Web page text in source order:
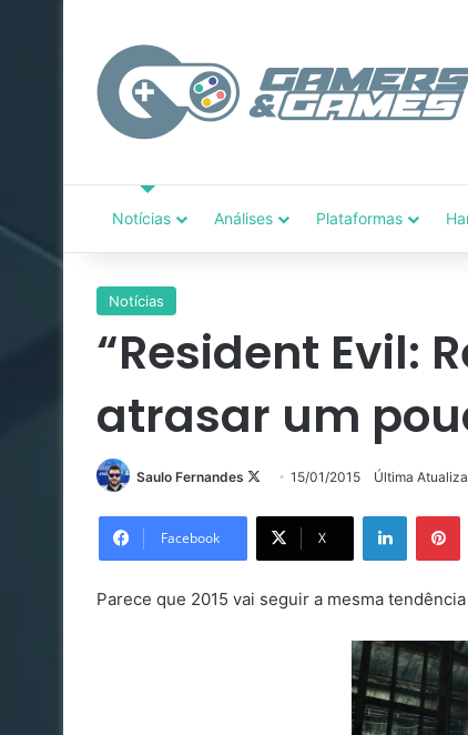
Notícias Análises Plataformas
Notícias
“Resident Evil:
atrasar um
Saulo Fernandes
Follow15/01/2015 Última
Facebook X
Linkedin
Parece que 2015 vai seguir a mesma